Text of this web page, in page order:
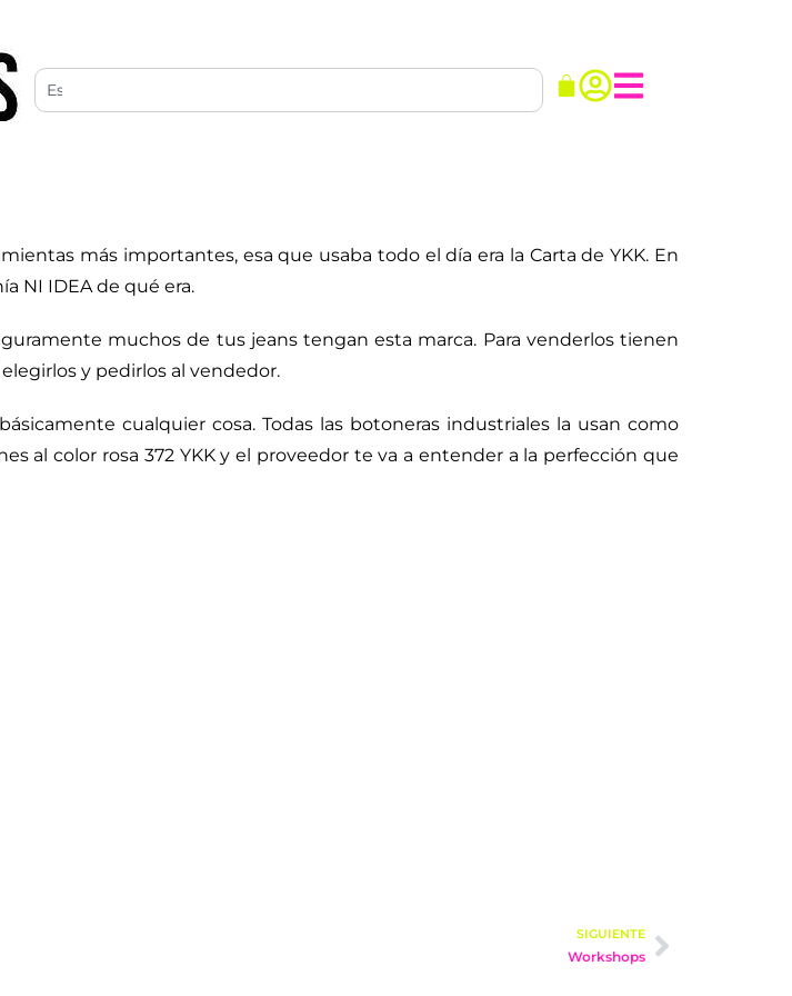
más importantes, esa que usaba todo el día era la Carta de YKK. En
NI IDEA de qué era.
muchos de tus jeans tengan esta marca. Para venderlos tienen
y pedirlos al vendedor.
cualquier cosa. Todas las botoneras industriales la usan como
al color rosa 372 YKK y el proveedor te va a entender a la perfección que
SIGUIENTE
Workshops